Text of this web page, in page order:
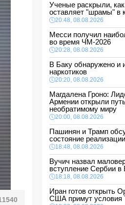
Ученые раскрыли,
оставляет "шрамы" в
20:48, 08.08.2026
Месси получил
во время ЧМ-2026
20:28, 08.08.2026
В Баку обнаружено и
наркотиков
20:20, 08.08.2026
Магдалена Гроно:
Армении открыли
необратимому миру
20:00, 08.08.2026
Пашинян и Трамп
состояние
18:48, 08.08.2026
Вучич назвал
вступление Сербии в
18:18, 08.08.2026
Иран готов открыть
США примут условия